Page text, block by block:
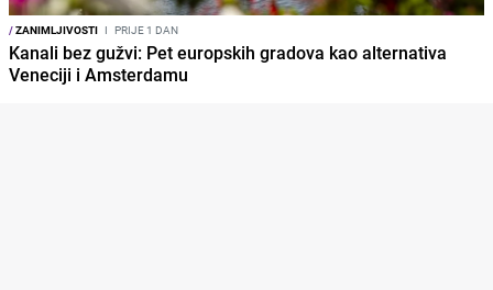
/ZANIMLJIVOSTI I PRIJE 1 DAN
Kanali bez gužvi: Pet europskih gradova kao alternativa
Veneciji i Amsterdamu